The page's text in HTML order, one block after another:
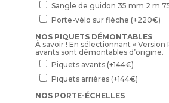
Sangle de guidon 35 mm 2 m
Porte-vélo sur flèche (+220€)
NOS PIQUETS DÉMONTABLES
À savoir ! En sélectionnant « Version
avants sont démontables d’origine.
Piquets avants (+144€)
Piquets arrières (+144€)
NOS PORTE-ÉCHELLES